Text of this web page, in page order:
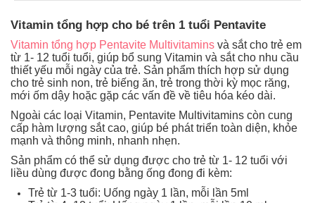
Vitamin tổng hợp cho bé trên 1 tuổi Pentavite
Vitamin tổng hợp Pentavite Multivitamins và sắt cho trẻ em
từ 1- 12 tuổi tuổi, giúp bổ sung Vitamin và sắt cho nhu cầu
thiết yếu mỗi ngày của trẻ. Sản phẩm thích hợp sử dụng
cho trẻ sinh non, trẻ biếng ăn, trẻ trong thời kỳ mọc răng,
mới ốm dậy hoặc gặp các vấn đề về tiêu hóa kéo dài.
Ngoài các loại Vitamin, Pentavite Multivitamins còn cung
cấp hàm lượng sắt cao, giúp bé phát triển toàn diện, khỏe
mạnh và thông minh, nhanh nhẹn.
Sản phẩm có thể sử dụng được cho trẻ từ 1- 12 tuổi với
liều dùng được đong bằng ống đong đi kèm:
Trẻ từ 1-3 tuổi: Uống ngày 1 lần, mỗi lần 5ml